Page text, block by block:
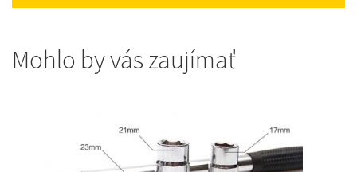
Mohlo by vás zaujímať